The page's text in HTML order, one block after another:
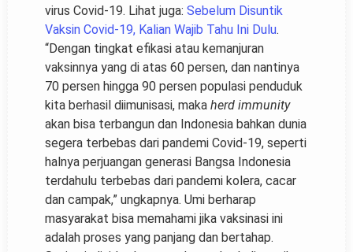
virus Covid-19. Lihat juga: Sebelum Disuntik
Vaksin Covid-19, Kalian Wajib Tahu Ini Dulu.
“Dengan tingkat efikasi atau kemanjuran
vaksinnya yang di atas 60 persen, dan nantinya
70 persen hingga 90 persen populasi penduduk
kita berhasil diimunisasi, maka herd immunity
akan bisa terbangun dan Indonesia bahkan dunia
segera terbebas dari pandemi Covid-19, seperti
halnya perjuangan generasi Bangsa Indonesia
terdahulu terbebas dari pandemi kolera, cacar
dan campak,” ungkapnya. Umi berharap
masyarakat bisa memahami jika vaksinasi ini
adalah proses yang panjang dan bertahap.